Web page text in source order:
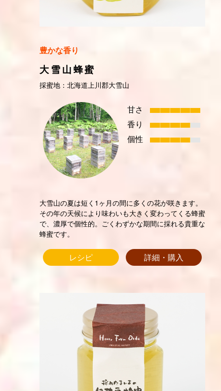
豊かな香り
大雪山蜂蜜
採蜜地：北海道上川郡大雪山
甘さ
香り
個性
大雪山の夏は短く1ヶ月の間に多くの花が咲きます。
その年の天候により味わいも大きく変わってくる蜂蜜
で、濃厚で個性的。ごくわずかな期間に採れる貴重な
蜂蜜です。
レシピ 詳細・購入